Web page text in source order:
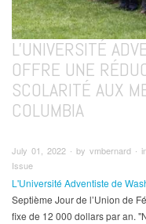
L'UNIVERSITÉ
OFFRE UNE
SCOLARITÉ AUX
COLUMBIA
July 01, 2022 ∙ by vmbernard ∙
Issue
L'Université Adventiste de
Septième Jour de l’Union de
fixe de 12 000 dollars par an.